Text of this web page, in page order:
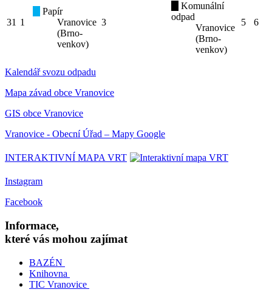
31 1
Papír
Vranovice
(Brno-
venkov)
3
Komunální
odpad
Vranovice
(Brno-
venkov)
5 6
Kalendář svozu odpadu
Mapa závad obce Vranovice
GIS obce Vranovice
Vranovice - Obecní Úřad – Mapy Google
INTERAKTIVNÍ MAPA VRT
Instagram
Facebook
Informace,
které vás mohou zajímat
BAZÉN
Knihovna
TIC Vranovice